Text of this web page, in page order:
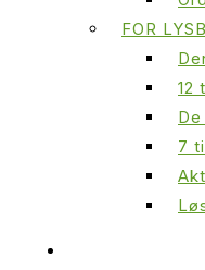
FOR
12
7